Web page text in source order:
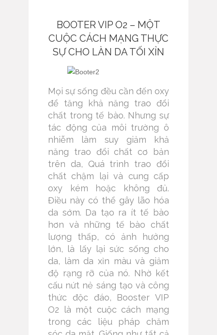
BOOTER VIP O2 – MỘT
CUỘC CÁCH MẠNG THỰC
SỰ CHO LÀN DA TỐI XỈN
Mọi sự sống đều cần đến oxy
để tăng khả năng trao đổi
chất trong tế bào. Nhưng sự
tác động của môi trường ô
nhiễm làm suy giảm khả
năng trao đổi chất cơ bản
trên da, Quá trình trao đổi
chất chậm lại và cung cấp
oxy kém hoặc không đủ.
Điều này có thể gây lão hóa
da sớm. Da tạo ra ít tế bào
hơn và những tế bào chất
lượng thấp, có ảnh hưởng
lớn, là lấy lại sức sống cho
da, làm da xỉn màu và giảm
độ rạng rỡ của nó. Nhờ kết
cấu nứt nẻ sáng tạo và công
thức độc đáo, Booster VIP
O2 là một cuộc cách mạng
trong các liệu pháp chăm